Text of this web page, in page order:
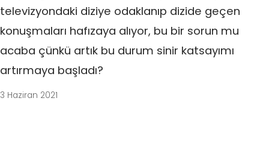
televizyondaki diziye odaklanıp dizide geçen
konuşmaları hafızaya alıyor, bu bir sorun mu
acaba çünkü artık bu durum sinir katsayımı
artırmaya başladı?
3 Haziran 2021